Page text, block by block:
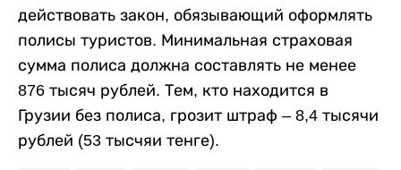
действовать закон, обязывающий оформлять
полисы туристов. Минимальная страховая
сумма полиса должна составлять не менее
876 тысяч рублей. Тем, кто находится в
Грузии без полиса, грозит штраф – 8,4 тысячи
рублей (53 тысчяи тенге).